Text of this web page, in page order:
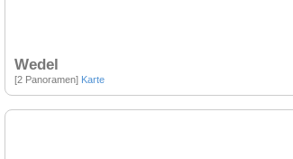
Wedel
[2 Panoramen] Karte